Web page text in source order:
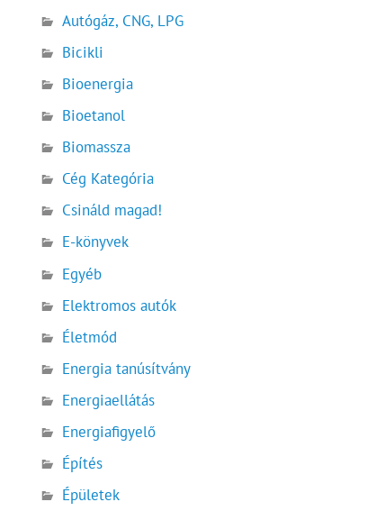
Autógáz, CNG, LPG
Bicikli
Bioenergia
Bioetanol
Biomassza
Cég Kategória
Csináld magad!
E-könyvek
Egyéb
Elektromos autók
Életmód
Energia tanúsítvány
Energiaellátás
Energiafigyelő
Építés
Épületek